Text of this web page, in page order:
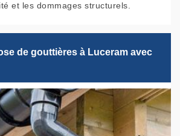
et les dommages structurels.
de gouttières à Luceram avec